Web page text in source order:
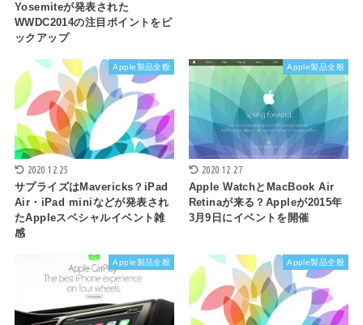
Yosemiteが発表された
WWDC2014の注目ポイントをピ
ックアップ
Apple製品全般
2020.12.25
サプライズはMavericks？iPad
Air・iPad miniなどが発表され
たAppleスペシャルイベント雑
感
Apple製品全般
2020.12.27
Apple WatchとMacBook Air
Retinaが来る？Appleが2015年
3月9日にイベントを開催
Apple製品全般 Apple製品全般